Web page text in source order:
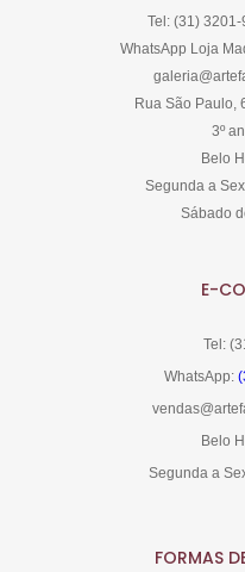
Tel: (31)
WhatsApp Loja
Rua São Paulo,
3º
Belo
Segunda a
Sábado
E-
Tel:
WhatsApp:
Belo
Segunda a
FORMAS